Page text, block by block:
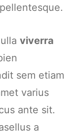
viverra
sem etiam
varius
ante sit.
a